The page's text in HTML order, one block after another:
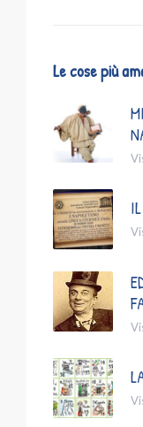
Le cose più